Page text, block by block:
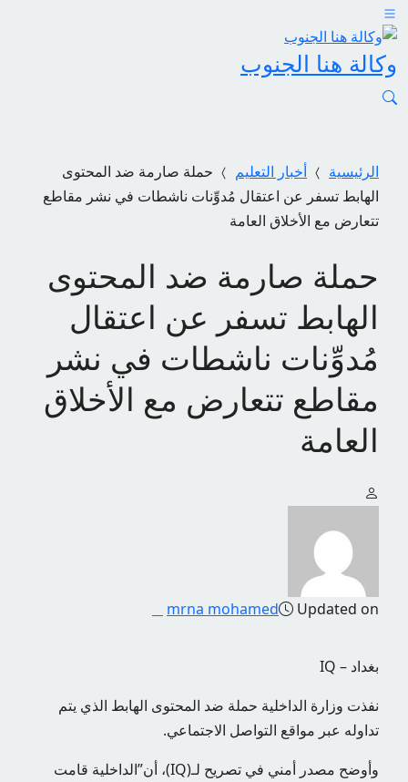
وكالة هنا الجنوب
الرئيسية أخبار التعليم
حملة صارمة ضد المحتوى
الهابط تسفر عن اعتقال مُدوِّنات ناشطات في نشر مقاطع
تتعارض مع الأخلاق العامة
حملة صارمة ضد المحتوى
الهابط تسفر عن اعتقال
مُدوِّنات ناشطات في نشر
مقاطع تتعارض مع الأخلاق
العامة
mrna mohamed Updated on
بغداد – IQ
نفذت وزارة الداخلية حملة ضد المحتوى الهابط الذي يتم
تداوله عبر مواقع التواصل الاجتماعي.
وأوضح مصدر أمني في تصريح لـ(IQ)، أن”الداخلية قامت